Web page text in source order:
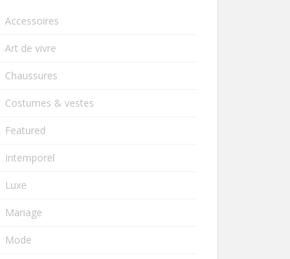
Accessoires
Art de vivre
Chaussures
Costumes & vestes
Featured
Intemporel
Luxe
Mariage
Mode